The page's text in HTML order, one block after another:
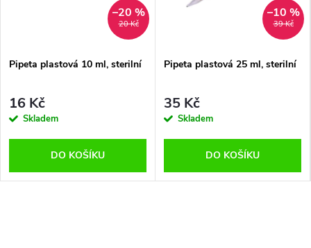
20 Kč
–20 %
Pipeta plastová 10 ml, sterilní
16 Kč
Skladem
DO KOŠÍKU
39 Kč
–10 %
Pipeta plastová 25 ml, sterilní
35 Kč
Skladem
DO KOŠÍKU